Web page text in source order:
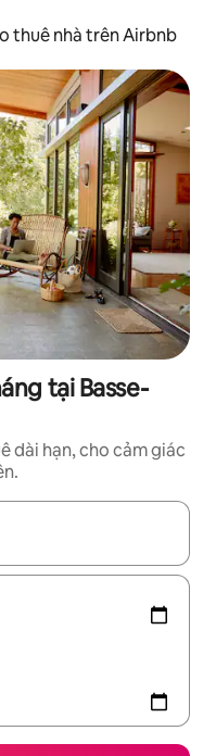
thuê nhà trên Airbnb
tại Basse-
dài hạn, cho cảm giác
phím mũi tên lên và